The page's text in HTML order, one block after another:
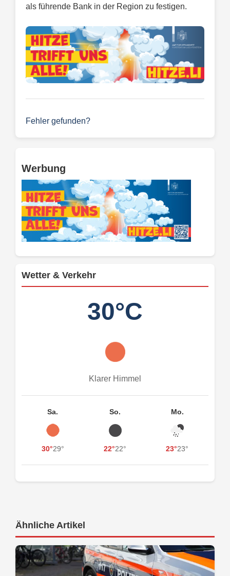
als führende Bank in der Region zu festigen.
Fehler gefunden?
Werbung
Wetter & Verkehr
30°C
Klarer Himmel
Sa.
30°29°
So.
22°22°
Mo.
23°23°
Ähnliche Artikel